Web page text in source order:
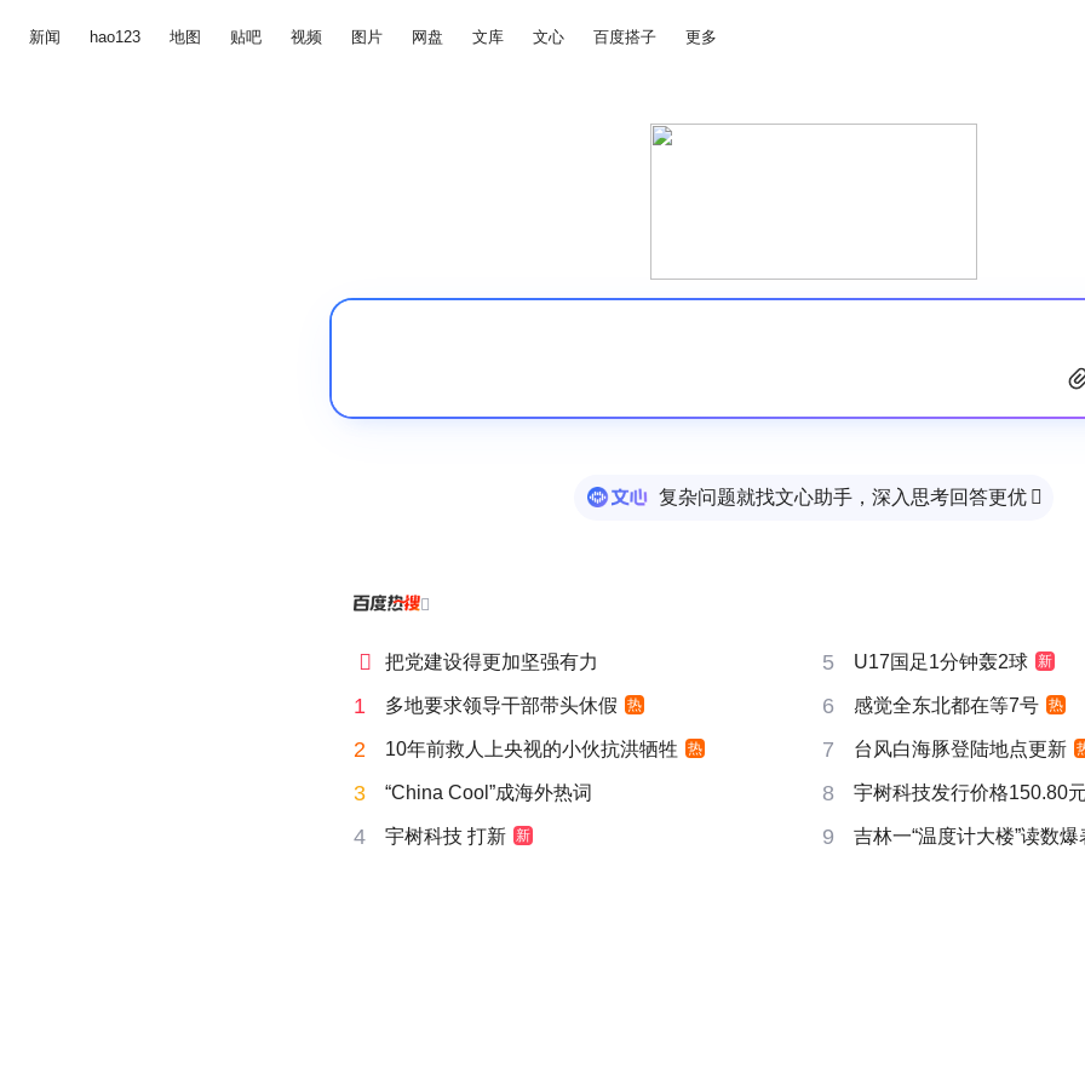
新闻 hao123 地图 贴吧 视频 图片 网盘 文库 文心 百度搭子 更多
复杂问题就找文心助手，深入思考回答更优 

 把党建设得更加坚强有力 5 U17国足1分钟轰2球 新
1 多地要求领导干部带头休假 热 6 感觉全东北都在等7号 热
2 10年前救人上央视的小伙抗洪牺牲 热 7 台风白海豚登陆地点更新
3 “China Cool”成海外热词 8 宇树科技发行价格150.80
4 宇树科技 打新 新 9 吉林一“温度计大楼”读数爆